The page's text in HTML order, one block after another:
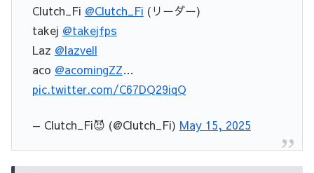
Clutch_Fi @Clutch_Fi (リーダー)
takej @takejfps
Laz @lazvell
aco @acomingZZ…
pic.twitter.com/C67DQ29iqQ
— Clutch_Fi😈 (@Clutch_Fi) May 15, 2025